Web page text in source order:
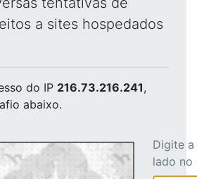
a sites hospedados
do IP 216.73.216.241,
abaixo.
Digite
lado no